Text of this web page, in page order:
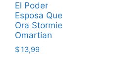
El Poder
Esposa Que
Ora Stormie
Omartian
$13,99